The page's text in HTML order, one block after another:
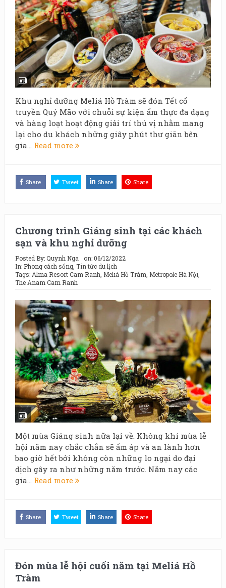
Khu nghỉ dưỡng Meliá Hồ Tràm sẽ đón Tết cổ
truyền Quý Mão với chuỗi sự kiện ẩm thực đa dạng
và hàng loạt hoạt động giải trí thú vị nhằm mang
lại cho du khách những giây phút thư giãn bên
gia... Read more
Share Tweet Share Share
Chương trình Giáng sinh tại các khách
sạn và khu nghỉ dưỡng
Posted By:Quynh Nga on:06/12/2022
In: Phong cách sống, Tin tức du lịch
Tags: Alma Resort Cam Ranh Meliá Hồ Tràm Metropole Hà Nội
The Anam Cam Ranh
Một mùa Giáng sinh nữa lại về. Không khí mùa lễ
hội năm nay chắc chắn sẽ ấm áp và an lành hơn
bao giờ hết bởi không còn những lo ngại do đại
dịch gây ra như những năm trước. Năm nay các
gia... Read more
Share Tweet Share Share
Đón mùa lễ hội cuối năm tại Meliá Hồ
Tràm